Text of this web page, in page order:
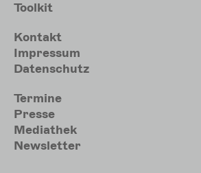
Toolkit
Meta
Kontakt
Impressum
Datenschutz
Sekundärmenu
Termine
Presse
Mediathek
Newsletter